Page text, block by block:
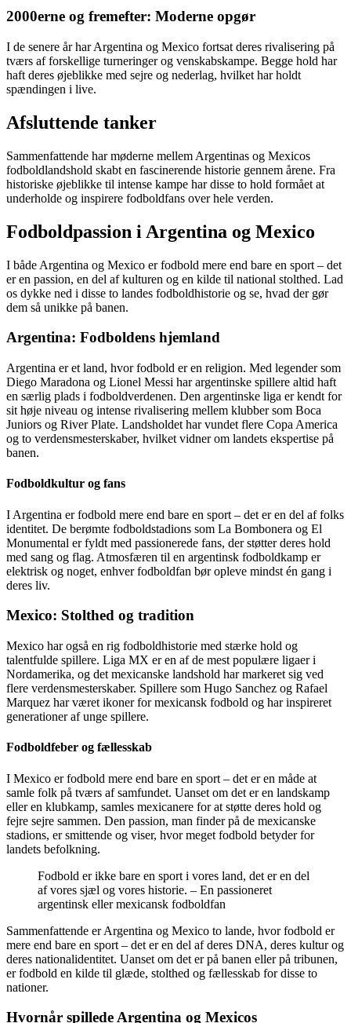
2000erne og fremefter: Moderne opgør
I de senere år har Argentina og Mexico fortsat deres rivalisering på
tværs af forskellige turneringer og venskabskampe. Begge hold har
haft deres øjeblikke med sejre og nederlag, hvilket har holdt
spændingen i live.
Afsluttende tanker
Sammenfattende har møderne mellem Argentinas og Mexicos
fodboldlandshold skabt en fascinerende historie gennem årene. Fra
historiske øjeblikke til intense kampe har disse to hold formået at
underholde og inspirere fodboldfans over hele verden.
Fodboldpassion i Argentina og Mexico
I både Argentina og Mexico er fodbold mere end bare en sport – det
er en passion, en del af kulturen og en kilde til national stolthed. Lad
os dykke ned i disse to landes fodboldhistorie og se, hvad der gør
dem så unikke på banen.
Argentina: Fodboldens hjemland
Argentina er et land, hvor fodbold er en religion. Med legender som
Diego Maradona og Lionel Messi har argentinske spillere altid haft
en særlig plads i fodboldverdenen. Den argentinske liga er kendt for
sit høje niveau og intense rivalisering mellem klubber som Boca
Juniors og River Plate. Landsholdet har vundet flere Copa America
og to verdensmesterskaber, hvilket vidner om landets ekspertise på
banen.
Fodboldkultur og fans
I Argentina er fodbold mere end bare en sport – det er en del af folks
identitet. De berømte fodboldstadions som La Bombonera og El
Monumental er fyldt med passionerede fans, der støtter deres hold
med sang og flag. Atmosfæren til en argentinsk fodboldkamp er
elektrisk og noget, enhver fodboldfan bør opleve mindst én gang i
deres liv.
Mexico: Stolthed og tradition
Mexico har også en rig fodboldhistorie med stærke hold og
talentfulde spillere. Liga MX er en af de mest populære ligaer i
Nordamerika, og det mexicanske landshold har markeret sig ved
flere verdensmesterskaber. Spillere som Hugo Sanchez og Rafael
Marquez har været ikoner for mexicansk fodbold og har inspireret
generationer af unge spillere.
Fodboldfeber og fællesskab
I Mexico er fodbold mere end bare en sport – det er en måde at
samle folk på tværs af samfundet. Uanset om det er en landskamp
eller en klubkamp, samles mexicanere for at støtte deres hold og
fejre sejre sammen. Den passion, man finder på de mexicanske
stadions, er smittende og viser, hvor meget fodbold betyder for
landets befolkning.
Fodbold er ikke bare en sport i vores land, det er en del
af vores sjæl og vores historie. – En passioneret
argentinsk eller mexicansk fodboldfan
Sammenfattende er Argentina og Mexico to lande, hvor fodbold er
mere end bare en sport – det er en del af deres DNA, deres kultur og
deres nationalidentitet. Uanset om det er på banen eller på tribunen,
er fodbold en kilde til glæde, stolthed og fællesskab for disse to
nationer.
Hvornår spillede Argentina og Mexicos